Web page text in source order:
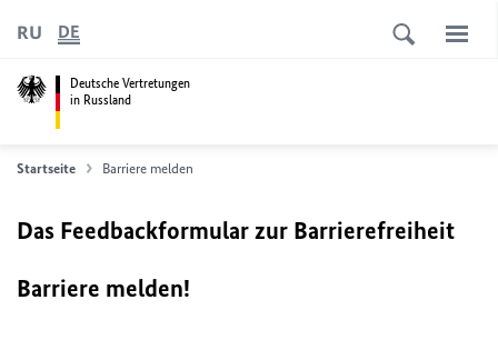
Deutsche Vertretungen
in Russland
RU DE
Startseite Barriere melden
Das Feedbackformular zur Barrierefreiheit
Barriere melden!